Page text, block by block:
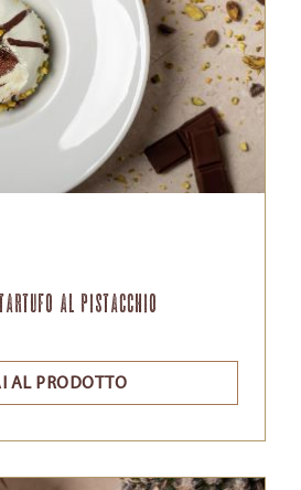
al pistacchio
AL PRODOTTO